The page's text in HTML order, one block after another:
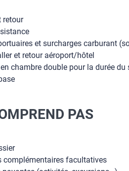
retour
et surcharges carburant
et retour aéroport/hôtel
chambre double pour la durée du
PAS
complémentaires facultatives